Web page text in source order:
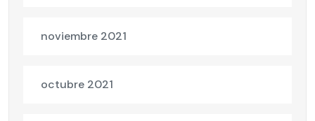
noviembre 2021
octubre 2021